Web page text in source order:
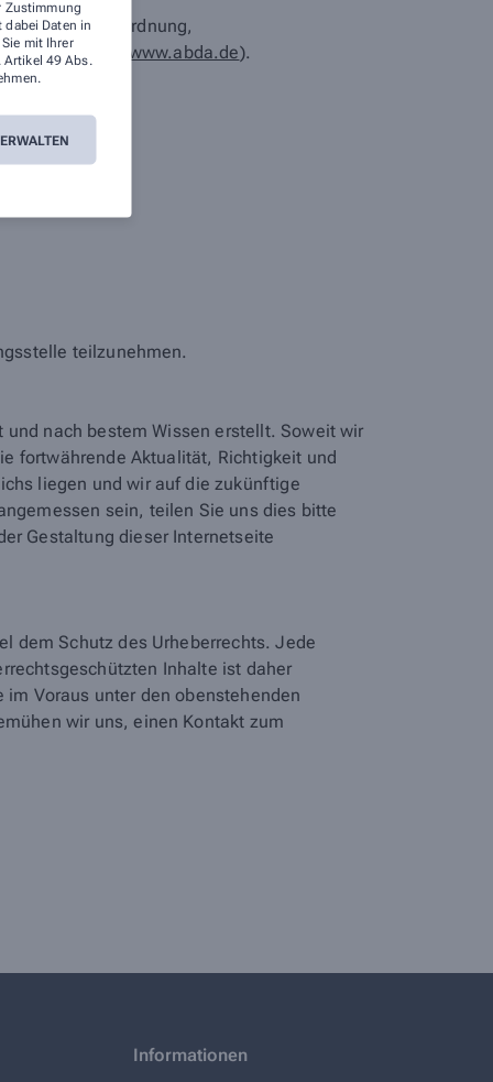
Zustimmung
dabei Daten in
mit Ihrer
Artikel 49 Abs.
(
www.abda.de).
teilzunehmen.
nach bestem Wissen erstellt. Soweit wir
fortwährende Aktualität, Richtigkeit und
liegen und wir auf die zukünftige
sein, teilen Sie uns dies bitte
Gestaltung dieser Internetseite
dem Schutz des Urheberrechts. Jede
Inhalte ist daher
Voraus unter den obenstehenden
wir uns, einen Kontakt zum
Informationen